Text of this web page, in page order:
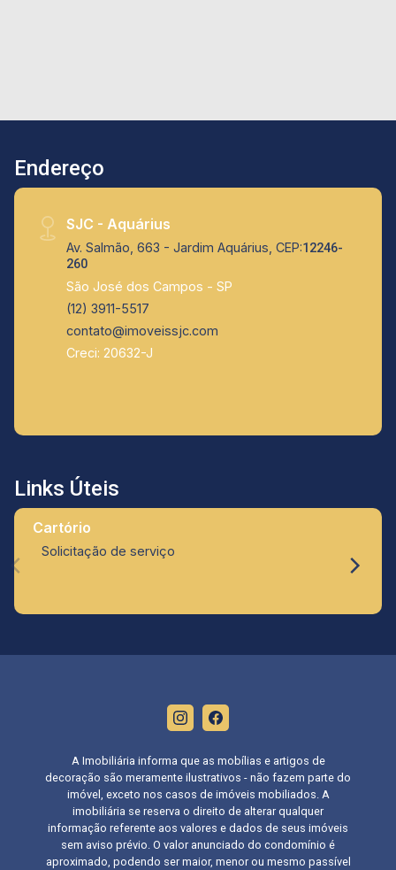
Endereço
SJC - Aquárius
Av. Salmão, 663 - Jardim Aquárius, CEP:12246-
260
São José dos Campos - SP
(12) 3911-5517
contato@imoveissjc.com
Creci: 20632-J
Links Úteis
Cartório
Solicitação de serviço
A Imobiliária informa que as mobílias e artigos de
decoração são meramente ilustrativos - não fazem parte do
imóvel, exceto nos casos de imóveis mobiliados. A
imobiliária se reserva o direito de alterar qualquer
informação referente aos valores e dados de seus imóveis
sem aviso prévio. O valor anunciado do condomínio é
aproximado, podendo ser maior, menor ou mesmo passível